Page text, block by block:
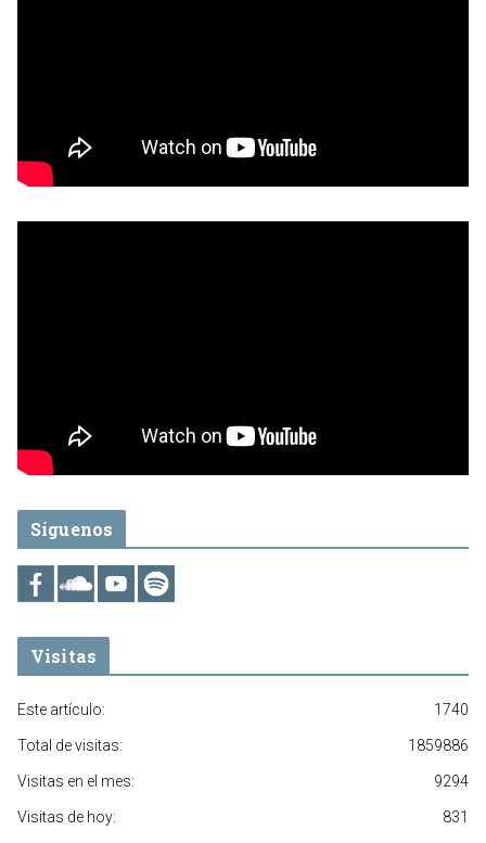
Síguenos
Visitas
1740
Este artículo:
1859886
Total de visitas:
9294
Visitas en el mes:
831
Visitas de hoy: